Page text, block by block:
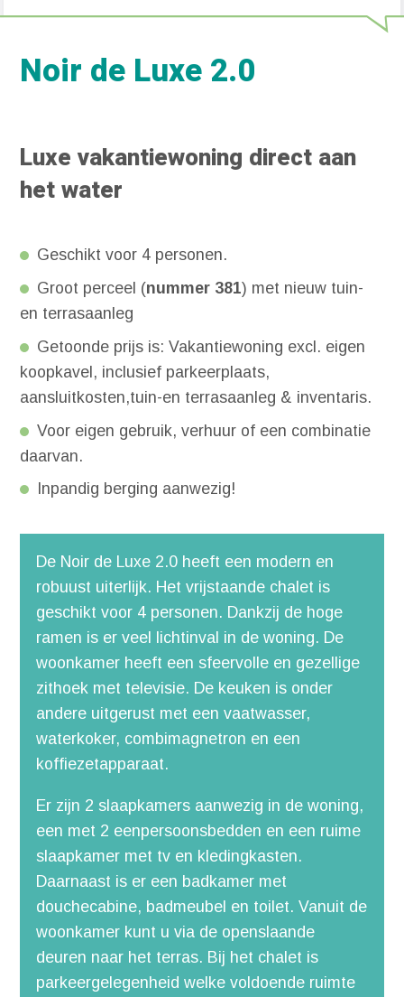
Noir de Luxe 2.0
Luxe vakantiewoning direct aan
het water
Geschikt voor 4 personen.
Groot perceel (nummer 381) met nieuw tuin-
en terrasaanleg
Getoonde prijs is: Vakantiewoning excl. eigen
koopkavel, inclusief parkeerplaats,
aansluitkosten,tuin-en terrasaanleg & inventaris.
Voor eigen gebruik, verhuur of een combinatie
daarvan.
Inpandig berging aanwezig!
De Noir de Luxe 2.0 heeft een modern en
robuust uiterlijk. Het vrijstaande chalet is
geschikt voor 4 personen. Dankzij de hoge
ramen is er veel lichtinval in de woning. De
woonkamer heeft een sfeervolle en gezellige
zithoek met televisie. De keuken is onder
andere uitgerust met een vaatwasser,
waterkoker, combimagnetron en een
koffiezetapparaat.
Er zijn 2 slaapkamers aanwezig in de woning,
een met 2 eenpersoonsbedden en een ruime
slaapkamer met tv en kledingkasten.
Daarnaast is er een badkamer met
douchecabine, badmeubel en toilet. Vanuit de
woonkamer kunt u via de openslaande
deuren naar het terras. Bij het chalet is
parkeergelegenheid welke voldoende ruimte